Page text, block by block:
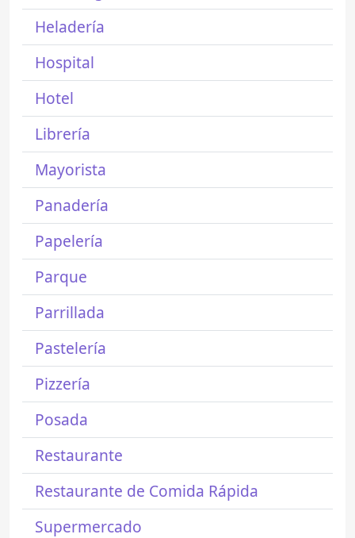
Heladería
Hospital
Hotel
Librería
Mayorista
Panadería
Papelería
Parque
Parrillada
Pastelería
Pizzería
Posada
Restaurante
Restaurante de Comida Rápida
Supermercado